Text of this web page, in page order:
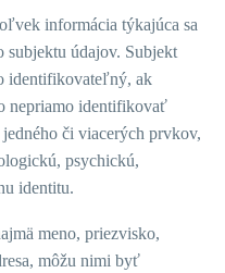
informácia týkajúca sa
subjektu údajov. Subjekt
identifikovateľný, ak
nepriamo identifikovať
či viacerých prvkov,
psychickú,
identitu.
meno, priezvisko,
môžu nimi byť